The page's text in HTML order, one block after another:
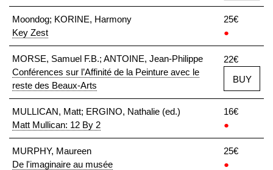
Moondog; KORINE, Harmony
Key Zest
25€
●
MORSE, Samuel F.B.; ANTOINE, Jean-Philippe
Conférences sur l’Affinité de la Peinture avec le
reste des Beaux-Arts
22€
BUY
MULLICAN, Matt; ERGINO, Nathalie (ed.)
Matt Mullican: 12 By 2
16€
●
MURPHY, Maureen
De l'imaginaire au musée
25€
●